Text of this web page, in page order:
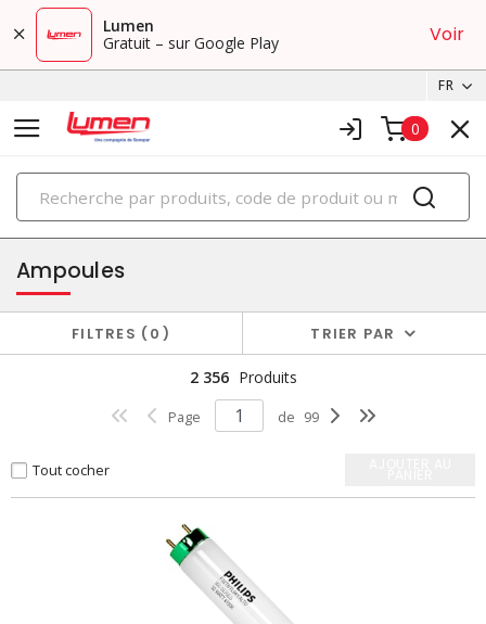
Lumen
Gratuit – sur Google Play
Voir
FR
0
PRODUITS
éclairage
Ampoules
FILTRES 0 TRIER PAR
2 356 Produits
Page de 99
Tout cocher